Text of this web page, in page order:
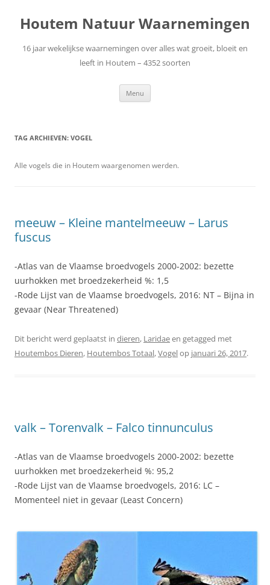
de
inhoud
Houtem Natuur Waarnemingen
16 jaar wekelijkse waarnemingen over alles wat groeit, bloeit en
leeft in Houtem – 4352 soorten
Menu
TAG ARCHIEVEN: VOGEL
Alle vogels die in Houtem waargenomen werden.
meeuw – Kleine mantelmeeuw – Larus
fuscus
-Atlas van de Vlaamse broedvogels 2000-2002: bezette
uurhokken met broedzekerheid %: 1,5
-Rode Lijst van de Vlaamse broedvogels, 2016: NT – Bijna in
gevaar (Near Threatened)
Dit bericht werd geplaatst in dieren, Laridaeen getagged met
Houtembos Dieren, Houtembos Totaal,Vogelop januari 26, 2017.
valk – Torenvalk – Falco tinnunculus
-Atlas van de Vlaamse broedvogels 2000-2002: bezette
uurhokken met broedzekerheid %: 95,2
-Rode Lijst van de Vlaamse broedvogels, 2016: LC –
Momenteel niet in gevaar (Least Concern)